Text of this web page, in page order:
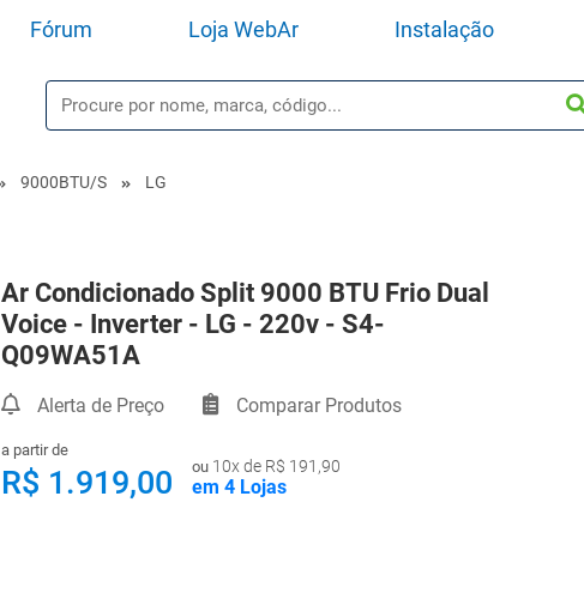
Fórum Loja WebAr Instalação
9000BTU/s LG
Ar Condicionado Split 9000 BTU Frio Dual
Voice - Inverter - LG - 220v - S4-
Q09WA51A
Alerta de Preço Comparar Produtos
a partir de
R$ 1.919,00 ou 10x de R$ 191,90
em 4 Lojas